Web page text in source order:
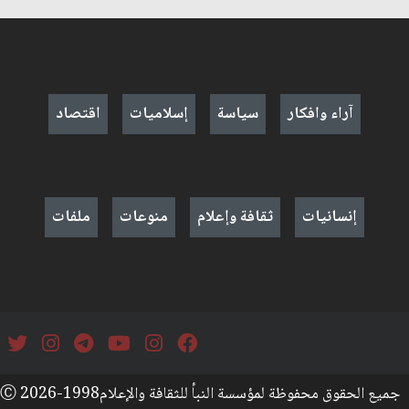
آراء وافكار سياسة إسلاميات اقتصاد
إنسانيات ثقافة وإعلام منوعات ملفات
جميع الحقوق محفوظة لمؤسسة النبأ للثقافة والإعلامⒸ 2026-1998